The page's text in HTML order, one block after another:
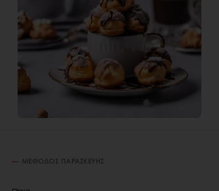
ΜΈΘΟΔΟΣ ΠΑΡΑΣΚΕΥΉΣ